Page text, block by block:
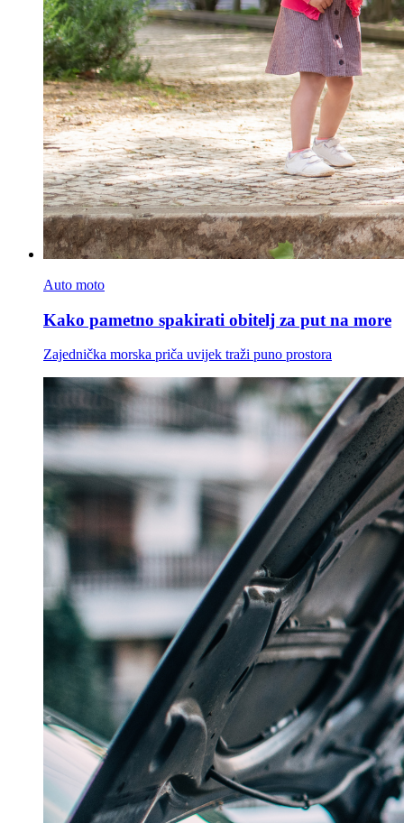
Auto moto
Kako pametno spakirati obitelj za put na more
Zajednička morska priča uvijek traži puno prostora